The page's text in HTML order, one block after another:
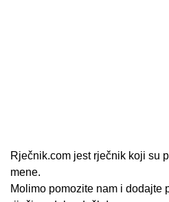
Rječnik.com jest rječnik koji su
mene.
Molimo pomozite nam i dodajte